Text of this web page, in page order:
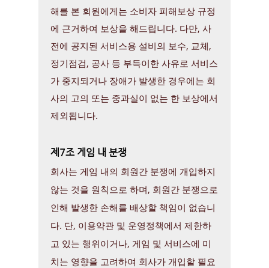
해를 본 회원에게는 소비자 피해보상 규정
에 근거하여 보상을 해드립니다. 다만, 사
전에 공지된 서비스용 설비의 보수, 교체,
정기점검, 공사 등 부득이한 사유로 서비스
가 중지되거나 장애가 발생한 경우에는 회
사의 고의 또는 중과실이 없는 한 보상에서
제외됩니다.
제7조 게임 내 분쟁
회사는 게임 내의 회원간 분쟁에 개입하지
않는 것을 원칙으로 하며, 회원간 분쟁으로
인해 발생한 손해를 배상할 책임이 없습니
다. 단, 이용약관 및 운영정책에서 제한하
고 있는 행위이거나, 게임 및 서비스에 미
치는 영향을 고려하여 회사가 개입할 필요